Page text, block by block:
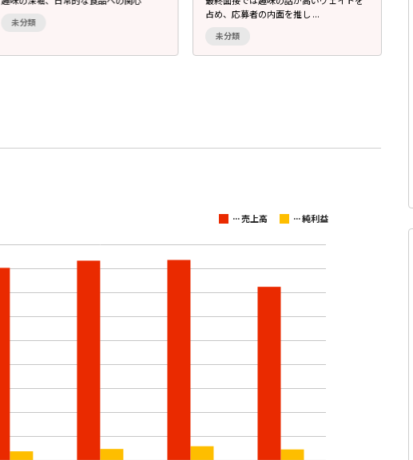
未分類
占め、応募者の内面を推し ...
未分類
...売上高 ...純利益